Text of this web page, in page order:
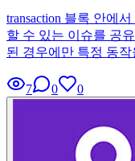
transaction 블록 안에
할 수 있는 이슈를 공
된 경우에만 특정 동작
7 0 0